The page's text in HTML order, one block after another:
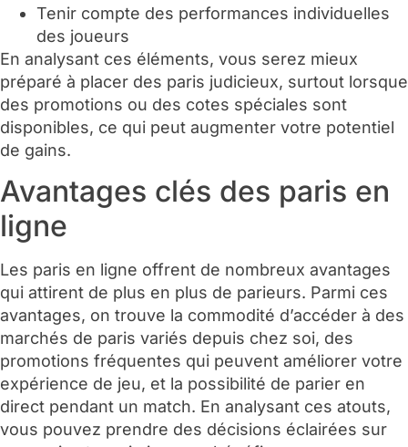
Tenir compte des performances individuelles
des joueurs
En analysant ces éléments, vous serez mieux
préparé à placer des paris judicieux, surtout lorsque
des promotions ou des cotes spéciales sont
disponibles, ce qui peut augmenter votre potentiel
de gains.
Avantages clés des paris en
ligne
Les paris en ligne offrent de nombreux avantages
qui attirent de plus en plus de parieurs. Parmi ces
avantages, on trouve la commodité d’accéder à des
marchés de paris variés depuis chez soi, des
promotions fréquentes qui peuvent améliorer votre
expérience de jeu, et la possibilité de parier en
direct pendant un match. En analysant ces atouts,
vous pouvez prendre des décisions éclairées sur